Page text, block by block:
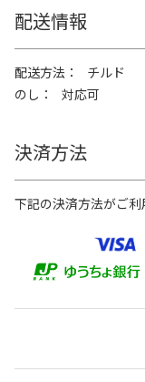
配送情報
配送方法
チルド
のし
対応可
決済方法
下記の決済方法がご利